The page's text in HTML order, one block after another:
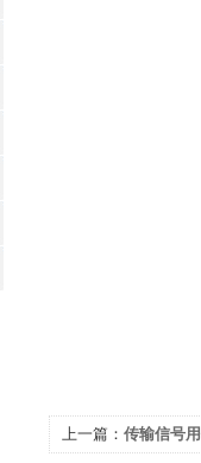
上一篇： 传输信号